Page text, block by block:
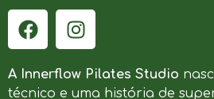
A Innerflow Pilates Studio
técnico e uma história de